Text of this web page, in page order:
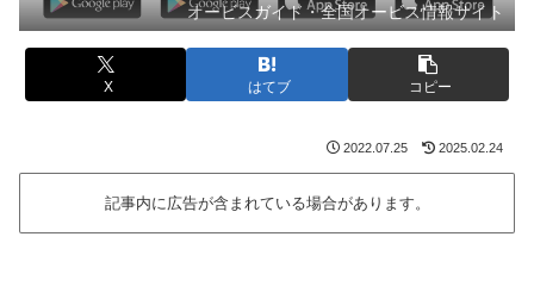
オービスガイド・全国オービス情報サイト
X はてブ コピー
2022.07.25 2025.02.24
記事内に広告が含まれている場合があります。